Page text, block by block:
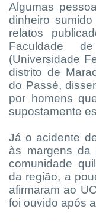
Algumas
dinheiro
relatos
Faculdade
(Universidade
distrito de
do Passé,
por homens
supostamente
Já o acidente
às margens da
comunidade
da região, a
afirmaram ao
foi ouvido após